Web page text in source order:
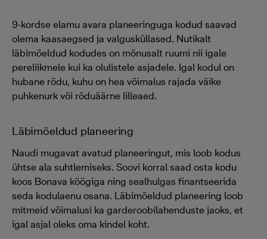
9-kordse elamu avara planeeringuga kodud saavad
olema kaasaegsed ja valgusküllased. Nutikalt
läbimõeldud kodudes on mõnusalt ruumi nii igale
pereliikmele kui ka olulistele asjadele. Igal kodul on
hubane rõdu, kuhu on hea võimalus rajada väike
puhkenurk või rõduäärne lilleaed.
Läbimõeldud planeering
Naudi mugavat avatud planeeringut, mis loob kodus
ühtse ala suhtlemiseks. Soovi korral saad osta kodu
koos Bonava köögiga ning sealhulgas finantseerida
seda kodulaenu osana. Läbimõeldud planeering loob
mitmeid võimalusi ka garderoobilahenduste jaoks, et
igal asjal oleks oma kindel koht.